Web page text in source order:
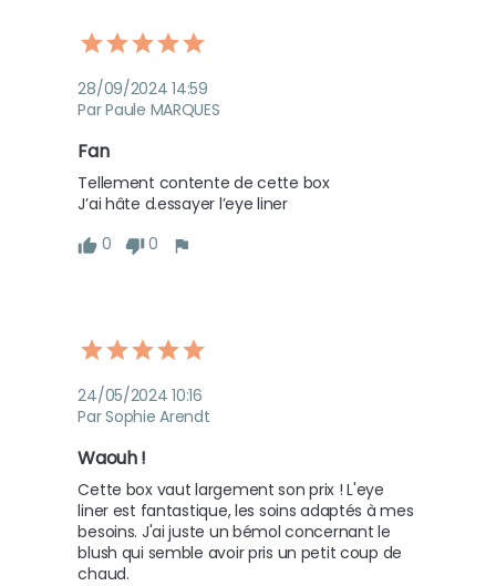
28/09/2024 14:59
Par Paule MARQUES
Fan
Tellement contente de cette box
J’ai hâte d.essayer l’eye liner
0
0
24/05/2024 10:16
Par Sophie Arendt
Waouh !
Cette box vaut largement son prix ! L'eye
liner est fantastique, les soins adaptés à mes
besoins. J'ai juste un bémol concernant le
blush qui semble avoir pris un petit coup de
chaud.